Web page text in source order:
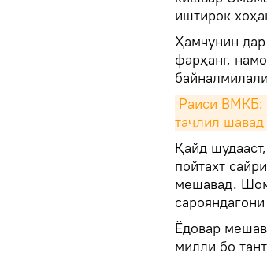
иштирок
Ҳамчунин
фарҳанг,
Раиси ВМКБ:
таҷлил шавад
Қайд
пойтахт
мешавад.
Ёдовар
миллӣ бо